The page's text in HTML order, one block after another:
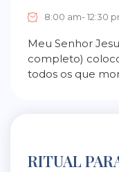
8:00 am- 12:30
Meu Senhor
completo)
todos os que
RITUAL